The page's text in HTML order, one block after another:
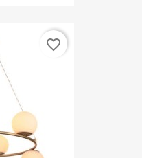
favorite_border